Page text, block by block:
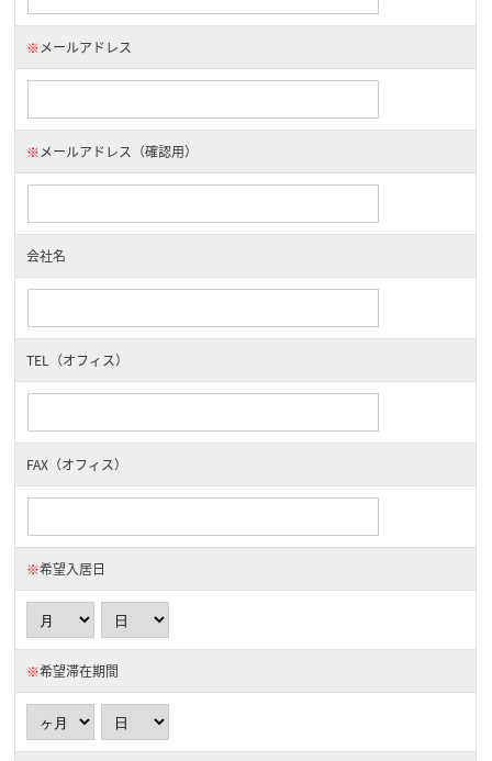
※メールアドレス
※メールアドレス（確認用）
会社名
TEL（オフィス）
FAX（オフィス）
※希望入居日
※希望滞在期間